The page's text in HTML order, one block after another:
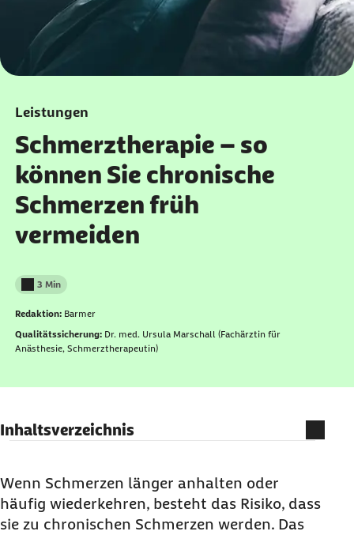
Leistungen
Schmerztherapie – so
können Sie chronische
Schmerzen früh
vermeiden
Lesedauer weniger als
3 Min
Redaktion: Barmer
Qualitätssicherung: Dr. med. Ursula Marschall (Fachärztin für
Anästhesie, Schmerztherapeutin)
Inhaltsverzeichnis
Schmerzen?
Welche Leistungen bietet die Barmer bei
chronischen Schmerzen?
Wenn Schmerzen länger anhalten oder
häufig wiederkehren, besteht das Risiko, dass
sie zu chronischen Schmerzen werden. Das